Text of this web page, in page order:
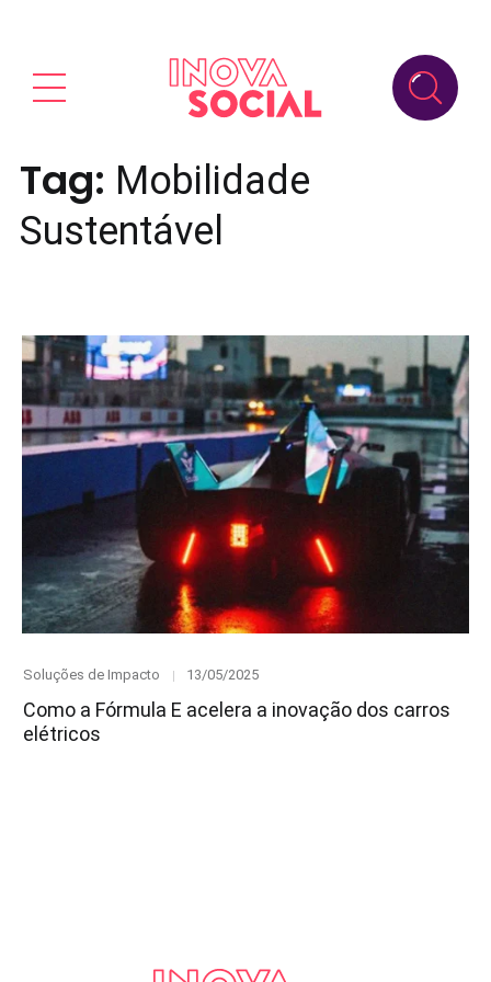
Tag: Mobilidade
Sustentável
Category
Soluções de Impacto
Posted
13/05/2025
Como a Fórmula E acelera a inovação dos carros
elétricos